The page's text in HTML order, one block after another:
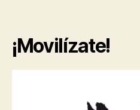
¡Movilízate!